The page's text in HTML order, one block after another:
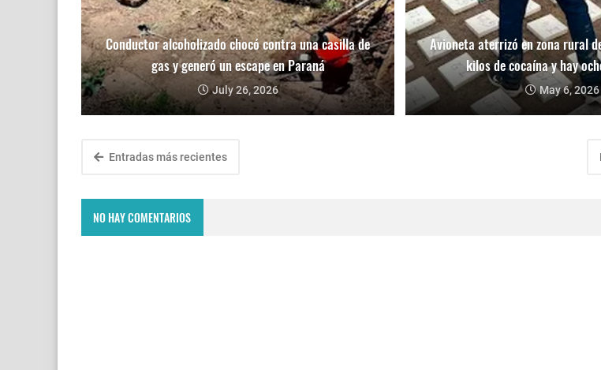
Conductor alcoholizado chocó contra una casilla de
gas y generó un escape en Paraná
July 26, 2026
Avioneta aterrizó en zona rural
kilos de cocaína y hay
May 6, 2026
Entradas más recientes
NO HAY COMENTARIOS